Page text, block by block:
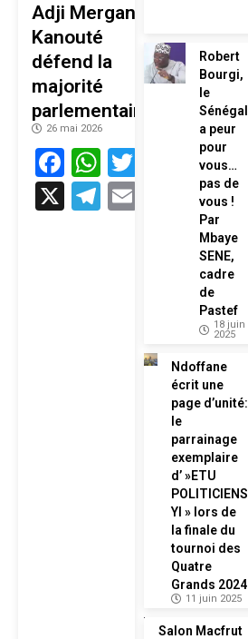
Adji Mergane
Kanouté
défend la
majorité
parlementaire
26 mai 2026
Facebook
WhatsApp
Twitter
X
Telegram
Email
Robert
Bourgi,
le
Sénégal
a peur
pour
vous…
pas de
vous !
Par
Mbaye
SENE,
cadre
de
Pastef
18 juin
2025
Ndoffane
écrit une
page d’unité:
le
parrainage
exemplaire
d’ »ETU
POLITICIENS
YI » lors de
la finale du
tournoi des
Quatre
Grands 2024
11 juin 2025
Salon Macfrut